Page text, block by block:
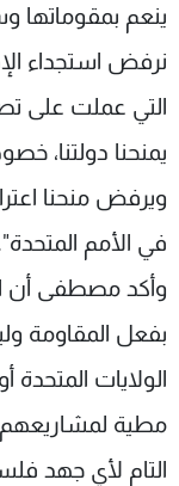
ينعم بمقوماتها
نرفض استجداء
التي عملت على
يمنحنا دولتنا،
ويرفض منحنا
في الأمم
وأكد مصطفى أن
بفعل المقاومة
الولايات
مطية لمشاريعهم،
التام لأي جهد